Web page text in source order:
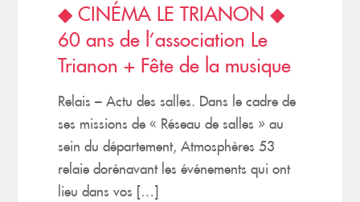
◆ CINÉMA LE TRIANON ◆
60 ans de l’association Le
Trianon + Fête de la musique
Relais – Actu des salles. Dans le cadre de
ses missions de « Réseau de salles » au
sein du département, Atmosphères 53
relaie dorénavant les événements qui ont
lieu dans vos […]